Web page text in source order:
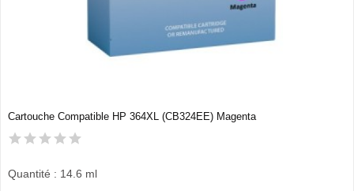
Cartouche Compatible HP 364XL (CB324EE) Magenta
Quantité : 14.6 ml